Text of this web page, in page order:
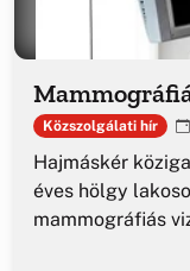
Közszolgálati hír
Hajmáskér
éves hölgy
mammográfiás